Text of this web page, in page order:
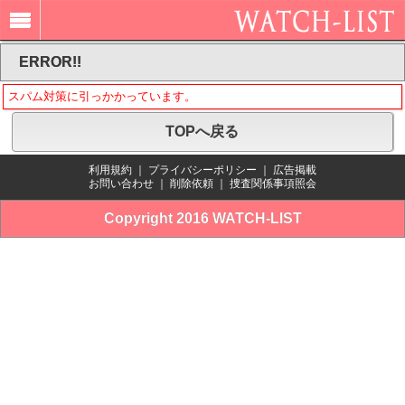
ERROR!!
スパム対策に引っかかっています。
TOPへ戻る
利用規約 プライバシーポリシー
広告掲載
お問い合わせ
削除依頼 捜査関係事項照会
Copyright 2016 WATCH-LIST